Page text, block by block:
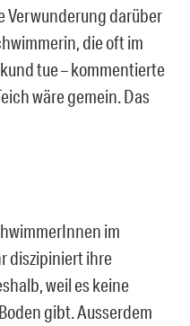
Verwunderung darüber
die oft im
tue – kommentierte
wäre gemein. Das
im
diszipiniert ihre
weil es keine
gibt. Ausserdem